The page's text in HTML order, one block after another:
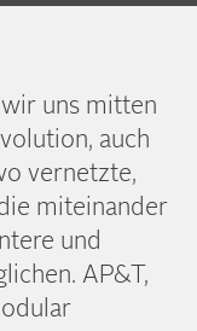
uns mitten
auch
vernetzte,
miteinander
und
AP&T,